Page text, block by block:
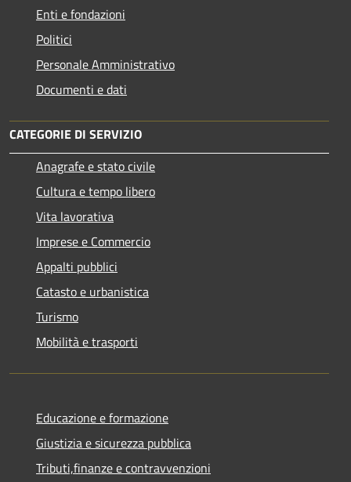
Enti e fondazioni
Politici
Personale Amministrativo
Documenti e dati
CATEGORIE DI SERVIZIO
Anagrafe e stato civile
Cultura e tempo libero
Vita lavorativa
Imprese e Commercio
Appalti pubblici
Catasto e urbanistica
Turismo
Mobilità e trasporti
Educazione e formazione
Giustizia e sicurezza pubblica
Tributi,finanze e contravvenzioni